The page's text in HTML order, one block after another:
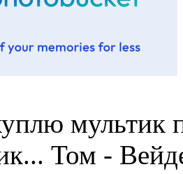
мультик
Том -